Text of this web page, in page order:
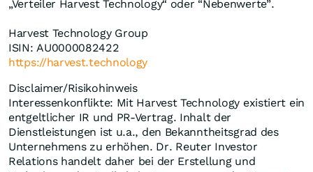
„Verteiler Harvest Technology“ oder “Nebenwerte”.
Harvest Technology Group
ISIN: AU0000082422
https://harvest.technology
Disclaimer/Risikohinweis
Interessenkonflikte: Mit Harvest Technology existiert ein
entgeltlicher IR und PR-Vertrag. Inhalt der
Dienstleistungen ist u.a., den Bekanntheitsgrad des
Unternehmens zu erhöhen. Dr. Reuter Investor
Relations handelt daher bei der Erstellung und